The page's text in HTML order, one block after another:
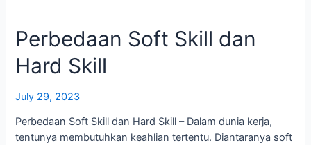
Perbedaan Soft Skill dan
Hard Skill
July 29, 2023
Perbedaan Soft Skill dan Hard Skill – Dalam dunia kerja,
tentunya membutuhkan keahlian tertentu. Diantaranya soft